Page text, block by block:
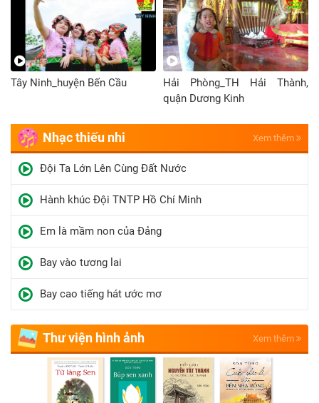
Tây Ninh_huyện Bến Cầu
Hải Phòng_TH Hải Thành,
quận Dương Kinh
Nhạc thiếu nhi Xem thêm
Đội Ta Lớn Lên Cùng Đất Nước
Hành khúc Đội TNTP Hồ Chí Minh
Em là mầm non của Đảng
Bay vào tương lai
Bay cao tiếng hát ước mơ
Thư viện hình ảnh Xem thêm